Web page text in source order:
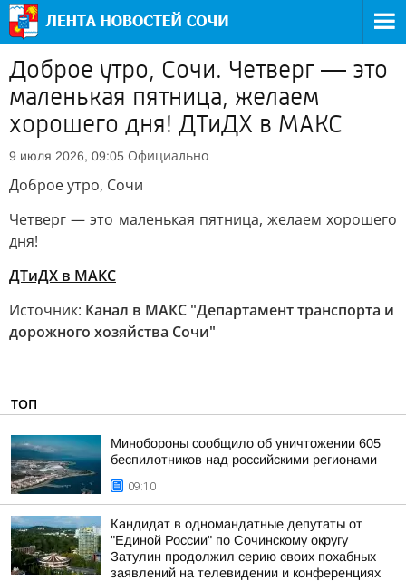
Доброе утро, Сочи. Четверг — это
маленькая пятница, желаем
хорошего дня! ДТиДХ в МАКС
9 июля 2026, 09:05 Официально
Доброе утро, Сочи
Четверг — это маленькая пятница, желаем хорошего
дня!
ДТиДХ в МАКС
Источник: Канал в МАКС "Департамент транспорта и
дорожного хозяйства Сочи"
ТОП
Минобороны сообщило об уничтожении 605
беспилотников над российскими регионами
09:10
Кандидат в одномандатные депутаты от
"Единой России" по Сочинскому округу
Затулин продолжил серию своих похабных
заявлений на телевидении и конференциях